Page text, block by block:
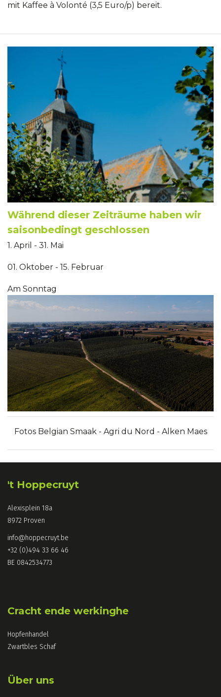
mit Kaffee à Volonté (3,5 Euro/p) bereit.
Während dieser Zeiträume haben wir
saisonbedingt geschlossen
1. April - 31. Mai
01. Oktober - 15. Februar
Am Sonntag
Fotos Belgian Smaak - Agri du Nord - Alken Maes
't Hoppecruyt
Alexisplein 18a
8972 Proven
info@hoppecruyt.be
+32 (0)494 33 66 46
BE 0842534773
Cracht ende werkinghe
Hopfenhandel
Zwartbles Schaf
Über uns